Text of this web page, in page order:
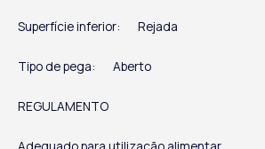
Superfície inferior: Rejada
Tipo de pega: Aberto
REGULAMENTO